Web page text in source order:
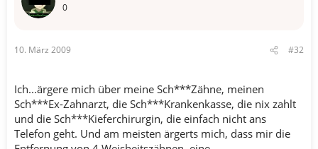
0
10. März 2009 #32
Ich...ärgere mich über meine Sch***Zähne, meinen
Sch***Ex-Zahnarzt, die Sch***Krankenkasse, die nix zahlt
und die Sch***Kieferchirurgin, die einfach nicht ans
Telefon geht. Und am meisten ärgerts mich, dass mir die